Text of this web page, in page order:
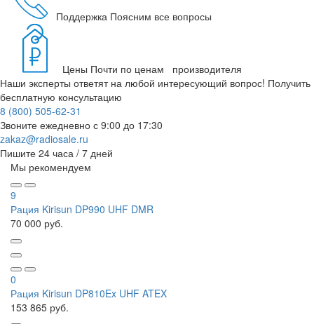
Поддержка Поясним все вопросы
Цены Почти по ценам производителя
Наши эксперты ответят на любой интересующий вопрос! Получить
бесплатную консультацию
8 (800) 505-62-31
Звоните ежедневно с 9:00 до 17:30
zakaz@radiosale.ru
Пишите 24 часа / 7 дней
Мы рекомендуем
9
Рация Kirisun DP990 UHF DMR
70 000 руб.
0
Рация Kirisun DP810Ex UHF ATEX
153 865 руб.